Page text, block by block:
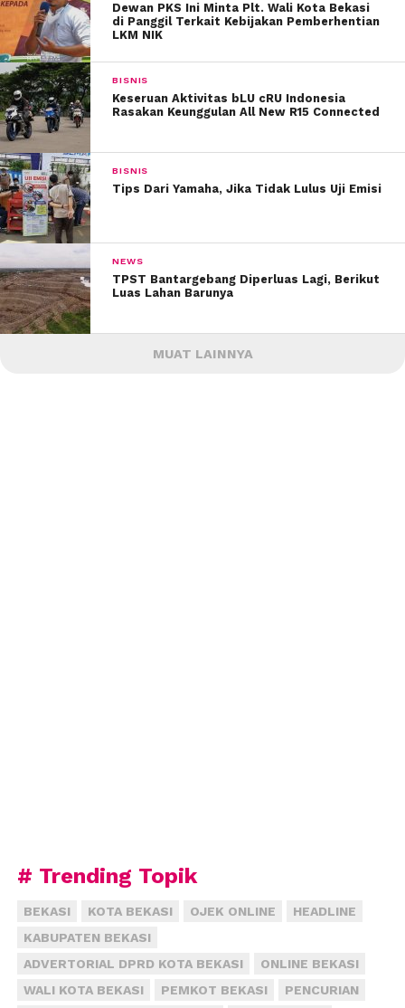
Dewan PKS Ini Minta Plt. Wali Kota Bekasi
di Panggil Terkait Kebijakan Pemberhentian
LKM NIK
BISNIS
Keseruan Aktivitas bLU cRU Indonesia
Rasakan Keunggulan All New R15 Connected
BISNIS
Tips Dari Yamaha, Jika Tidak Lulus Uji Emisi
NEWS
TPST Bantargebang Diperluas Lagi, Berikut
Luas Lahan Barunya
MUAT LAINNYA
# Trending Topik
BEKASI KOTA BEKASI OJEK ONLINE
HEADLINE
KABUPATEN BEKASI
ADVERTORIAL DPRD KOTA BEKASI
ONLINE BEKASI
WALI KOTA BEKASI
PEMKOT BEKASI
PENCURIAN